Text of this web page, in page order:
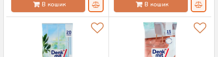
В кошик В кошик